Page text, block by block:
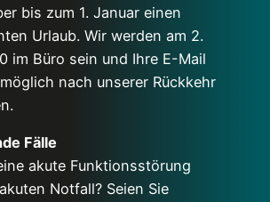
bis zum 1. Januar einen
Urlaub. Wir werden am 2.
im Büro sein und Ihre E-Mail
nach unserer Rückkehr
Fälle
akute Funktionsstörung
Notfall? Seien Sie